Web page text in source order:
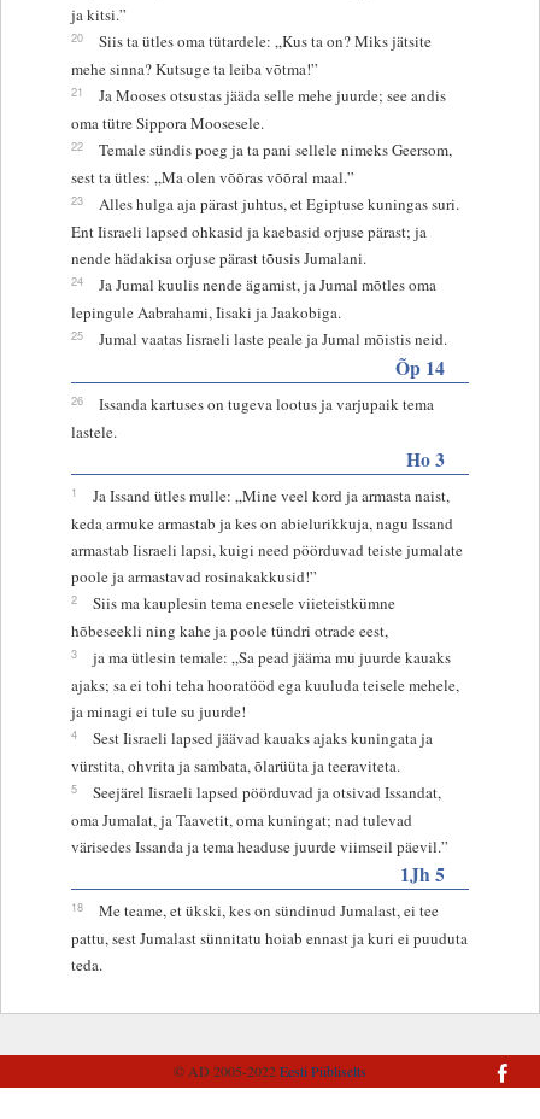
ja kitsi.”
20
Siis ta ütles oma tütardele: „Kus ta on? Miks jätsite
mehe sinna? Kutsuge ta leiba võtma!”
21
Ja Mooses otsustas jääda selle mehe juurde; see andis
oma tütre Sippora Moosesele.
22
Temale sündis poeg ja ta pani sellele nimeks Geersom,
sest ta ütles: „Ma olen võõras võõral maal.”
23
Alles hulga aja pärast juhtus, et Egiptuse kuningas suri.
Ent Iisraeli lapsed ohkasid ja kaebasid orjuse pärast; ja
nende hädakisa orjuse pärast tõusis Jumalani.
24
Ja Jumal kuulis nende ägamist, ja Jumal mõtles oma
lepingule Aabrahami, Iisaki ja Jaakobiga.
25 Jumal vaatas Iisraeli laste peale ja Jumal mõistis neid.
Õp 14
26
Issanda kartuses on tugeva lootus ja varjupaik tema
lastele.
Ho 3
1
Ja Issand ütles mulle: „Mine veel kord ja armasta naist,
keda armuke armastab ja kes on abielurikkuja, nagu Issand
armastab Iisraeli lapsi, kuigi need pöörduvad teiste jumalate
poole ja armastavad rosinakakkusid!”
2
Siis ma kauplesin tema enesele viieteistkümne
hõbeseekli ning kahe ja poole tündri otrade eest,
3
ja ma ütlesin temale: „Sa pead jääma mu juurde kauaks
ajaks; sa ei tohi teha hooratööd ega kuuluda teisele mehele,
ja minagi ei tule su juurde!
4
Sest Iisraeli lapsed jäävad kauaks ajaks kuningata ja
vürstita, ohvrita ja sambata, õlarüüta ja teeraviteta.
5
Seejärel Iisraeli lapsed pöörduvad ja otsivad Issandat,
oma Jumalat, ja Taavetit, oma kuningat; nad tulevad
värisedes Issanda ja tema headuse juurde viimseil päevil.”
1Jh 5
18
Me teame, et ükski, kes on sündinud Jumalast, ei tee
pattu, sest Jumalast sünnitatu hoiab ennast ja kuri ei puuduta
teda.
© AD 2005-2022Eesti Piibliselts